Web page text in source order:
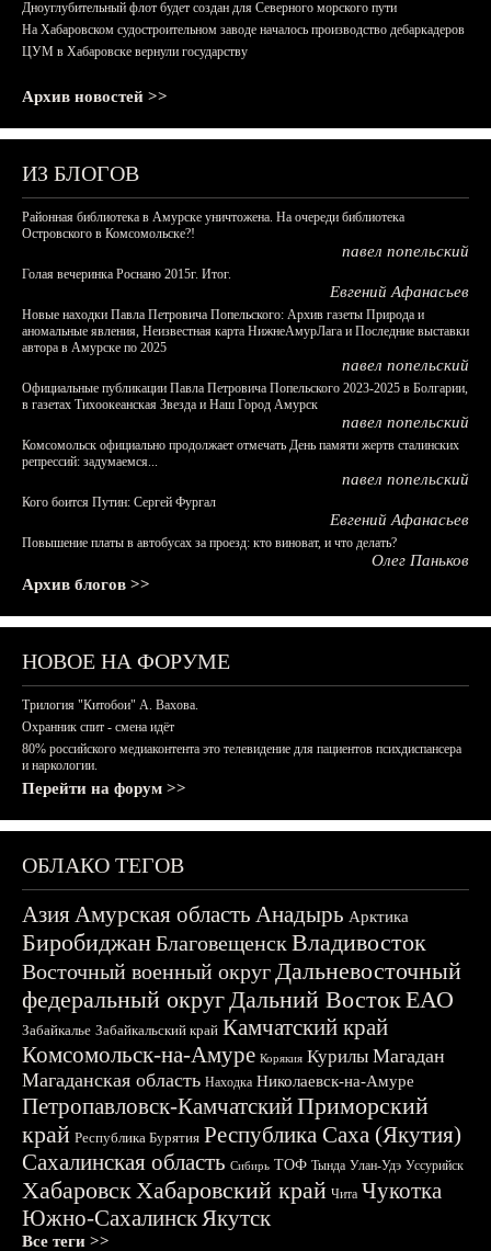
Дноуглубительный флот будет создан для Северного морского пути
На Хабаровском судостроительном заводе началось производство дебаркадеров
ЦУМ в Хабаровске вернули государству
Архив новостей >>
ИЗ БЛОГОВ
Районная библиотека в Амурске уничтожена. На очереди библиотека
Островского в Комсомольске?!
павел попельский
Голая вечеринка Роснано 2015г. Итог.
Евгений Афанасьев
Новые находки Павла Петровича Попельского: Архив газеты Природа и
аномальные явления, Неизвестная карта НижнеАмурЛага и Последние выставки
автора в Амурске по 2025
павел попельский
Официальные публикации Павла Петровича Попельского 2023-2025 в Болгарии,
в газетах Тихоокеанская Звезда и Наш Город Амурск
павел попельский
Комсомольск официально продолжает отмечать День памяти жертв сталинских
репрессий: задумаемся...
павел попельский
Кого боится Путин: Сергей Фургал
Евгений Афанасьев
Повышение платы в автобусах за проезд: кто виноват, и что делать?
Олег Паньков
Архив блогов >>
НОВОЕ НА ФОРУМЕ
Трилогия "Китобои" А. Вахова.
Охранник спит - смена идёт
80% российского медиаконтента это телевидение для пациентов психдиспансера
и наркологии.
Перейти на форум >>
ОБЛАКО ТЕГОВ
АзияАмурская область Анадырь Арктика
БиробиджанБлаговещенскВладивосток
Восточный военный округДальневосточный
федеральный округДальний ВостокЕАО
Забайкалье Забайкальский край Камчатский край
Комсомольск-на-Амуре Корякия Курилы Магадан
Магаданская область Находка Николаевск-на-Амуре
Петропавловск-КамчатскийПриморский
край Республика Бурятия Республика Саха (Якутия)
Сахалинская область Сибирь ТОФ Тында Улан-Удэ Уссурийск
ХабаровскХабаровский край Чита Чукотка
Южно-СахалинскЯкутск
Все теги >>